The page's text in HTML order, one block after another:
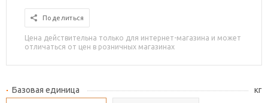
Поделиться
Цена действительна только для интернет-магазина и может
отличаться от цен в розничных магазинах
Базовая единица кг